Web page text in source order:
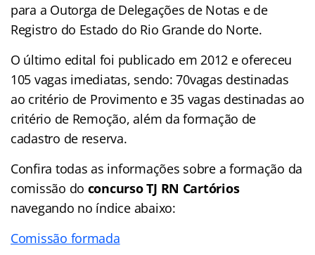
para a Outorga de Delegações de Notas e de
Registro do Estado do Rio Grande do Norte.
O último edital foi publicado em 2012 e ofereceu
105 vagas imediatas, sendo: 70vagas destinadas
ao critério de Provimento e 35 vagas destinadas ao
critério de Remoção, além da formação de
cadastro de reserva.
Confira todas as informações sobre a formação da
comissão do concurso TJ RN Cartórios
navegando no índice abaixo:
Comissão formada